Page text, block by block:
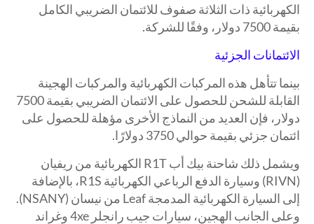
الكهربائية ذات الثلاثة صفوف للائتمان الضريبي الكامل
بقيمة 7500 دولار، وفقًا للشركة.
الائتمانات الجزئية
بينما تتأهل هذه المركبات الكهربائية والمركبات الهجينة
القابلة للشحن للحصول على الائتمان الضريبي بقيمة 7500
دولار، فإن العديد من النماذج الأخرى مؤهلة للحصول على
ائتمان جزئي بقيمة حوالي 3750 دولارًا.
ويشمل ذلك شاحنة بيك أب R1T الكهربائية من ريفيان
(RIVN) وسيارة الدفع الرباعي الكهربائية R1S، بالإضافة
إلى السيارة الكهربائية المدمجة Leaf من نيسان (NSANY).
وعلى الجانب الهجين، سيارات جيب رانجلر 4xe وغراند